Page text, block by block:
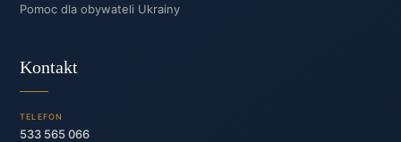
Pomoc dla obywateli Ukrainy
Kontakt
TELEFON
533 565 066